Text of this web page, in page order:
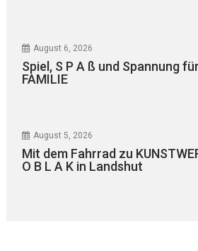
August 6, 2026
Spiel, S P A ß und Spannung
FAMILIE
August 5, 2026
Mit dem Fahrrad zu
O B L A K in Landshut